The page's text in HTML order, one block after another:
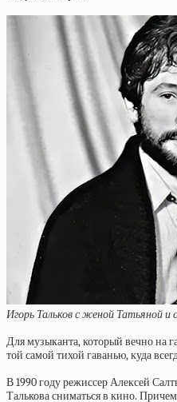
Игорь Тальков с женой Татьяной и
Для музыканта, который вечно на
той самой тихой гаванью, куда
В 1990 году режиссер Алексей
Талькова сниматься в кино.